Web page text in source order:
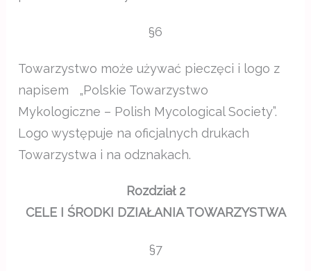
§6
Towarzystwo może używać pieczęci i logo z
napisem „Polskie Towarzystwo
Mykologiczne – Polish Mycological Society”.
Logo występuje na oficjalnych drukach
Towarzystwa i na odznakach.
Rozdział 2
CELE I ŚRODKI DZIAŁANIA TOWARZYSTWA
§7